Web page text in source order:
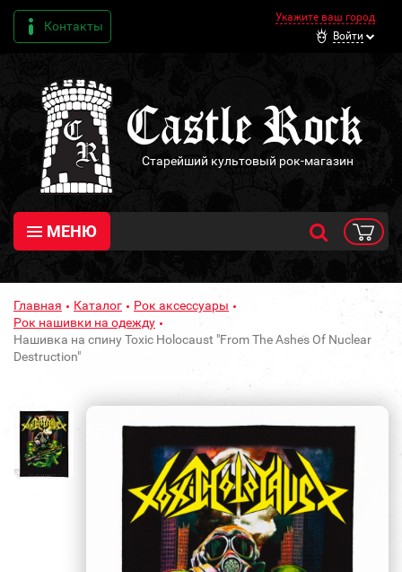
Контакты
Укажите ваш город
Войти
Старейший культовый рок-магазин
МЕНЮ
Главная Каталог
Рок аксессуары
Рок нашивки на одежду
Нашивка на спину Toxic Holocaust "From The Ashes Of Nuclear
Destruction"